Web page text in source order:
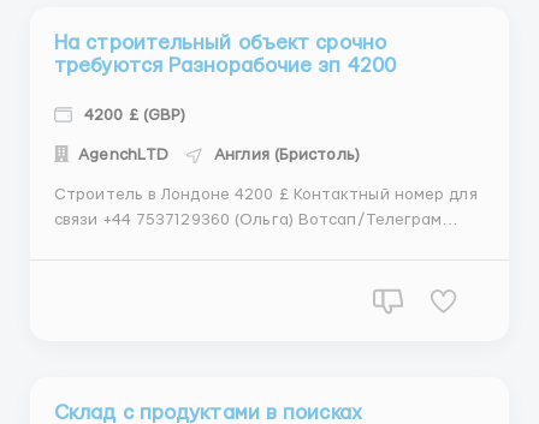
На строительный объект срочно
требуются Разнорабочие зп 4200
4200 £ (GBP)
АgеnchLТD Англия (Бристоль)
Строитель в Лондоне 4200 £ Контактный номер для
связи +44 7537129360 (Ольга) Вотсап/Телеграм
Склад с продуктами в поисках